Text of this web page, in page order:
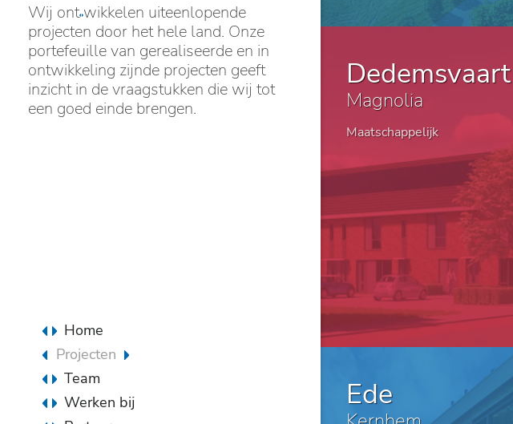
Wij ont wikkelen uiteenlopende
projecten door het hele land. Onze
portefeuille van gerealiseerde en in
ontwikkeling zijnde projecten geeft
inzicht in de vraagstukken die wij tot
een goed einde brengen.
Home
Projecten
Wonen vrije sector
Maatschappelijk
Bedrijfsmatig
Team
Werken bij
Dedemsvaart
Magnolia
Maatschappelijk
Ede